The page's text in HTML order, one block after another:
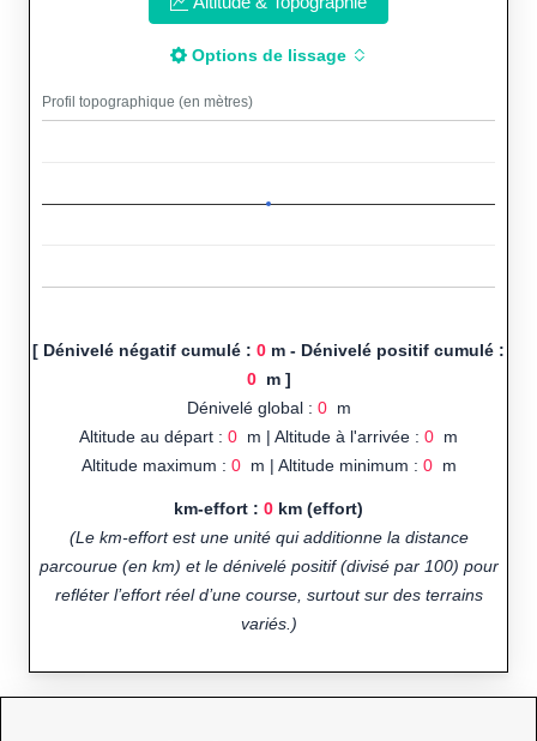
Options de lissage
Profil topographique (en mètres)
[ Dénivelé négatif cumulé : 0 m - Dénivelé positif cumulé :
0m ]
Dénivelé global : 0m
Altitude au départ : 0 m | Altitude à l'arrivée : 0 m
Altitude maximum : 0m | Altitude minimum : 0m
km-effort : 0 km (effort)
(Le km-effort est une unité qui additionne la distance
parcourue (en km) et le dénivelé positif (divisé par 100) pour
refléter l’effort réel d’une course, surtout sur des terrains
variés.)